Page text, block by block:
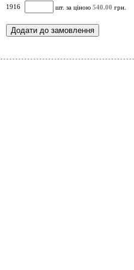
1916
шт. за ціною 540.00 грн.